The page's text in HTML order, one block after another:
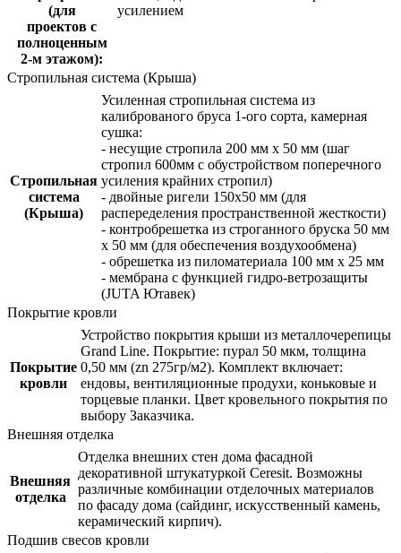
(для
проектов с
полноценным
2-м этажом):
усилением
Стропильная система (Крыша)
Стропильная
система
(Крыша)
Усиленная стропильная система из
калиброваного бруса 1-ого сорта, камерная
сушка:
- несущие стропила 200 мм x 50 мм (шаг
стропил 600мм с обустройством поперечного
усиления крайних стропил)
- двойные ригели 150х50 мм (для
распеределения пространственной жесткости)
- контробрешетка из строганного бруска 50 мм
x 50 мм (для обеспечения воздухообмена)
- обрешетка из пиломатериала 100 мм x 25 мм
- мембрана с функцией гидро-ветрозащиты
(JUTA Ютавек)
Покрытие кровли
Покрытие
кровли
Устройство покрытия крыши из металлочерепицы
Grand Line. Покрытие: пурал 50 мкм, толщина
0,50 мм (zn 275гр/м2). Комплект включает:
ендовы, вентиляционные продухи, коньковые и
торцевые планки. Цвет кровельного покрытия по
выбору Заказчика.
Внешняя отделка
Внешняя
отделка
Отделка внешних стен дома фасадной
декоративной штукатуркой Ceresit. Возможны
различные комбинации отделочных материалов
по фасаду дома (сайдинг, искусственный камень,
керамический кирпич).
Подшив свесов кровли